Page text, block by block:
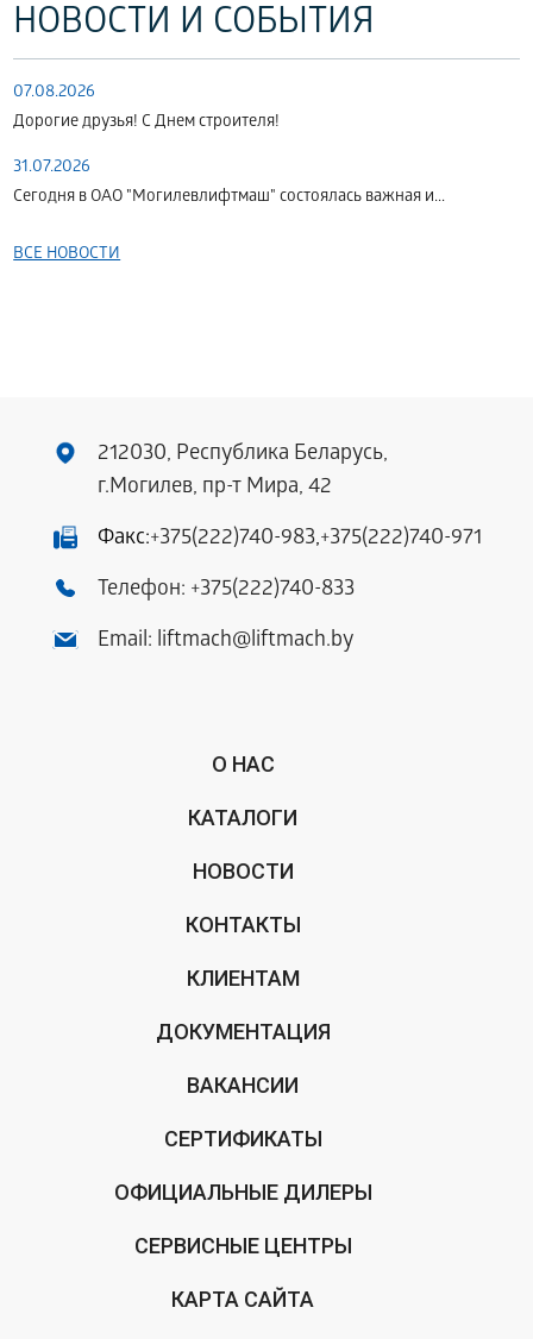
НОВОСТИ И СОБЫТИЯ
07.08.2026
Дорогие друзья! С Днем строителя!
31.07.2026
Сегодня в ОАО "Могилевлифтмаш" состоялась важная и...
ВСЕ НОВОСТИ
212030, Республика Беларусь,
г.Могилев, пр-т Мира, 42
Факс:+375(222)740-983,+375(222)740-971
Телефон: +375(222)740-833
Email: liftmach@liftmach.by
О НАС
КАТАЛОГИ
НОВОСТИ
КОНТАКТЫ
КЛИЕНТАМ
ДОКУМЕНТАЦИЯ
ВАКАНСИИ
СЕРТИФИКАТЫ
ОФИЦИАЛЬНЫЕ ДИЛЕРЫ
СЕРВИСНЫЕ ЦЕНТРЫ
КАРТА САЙТА